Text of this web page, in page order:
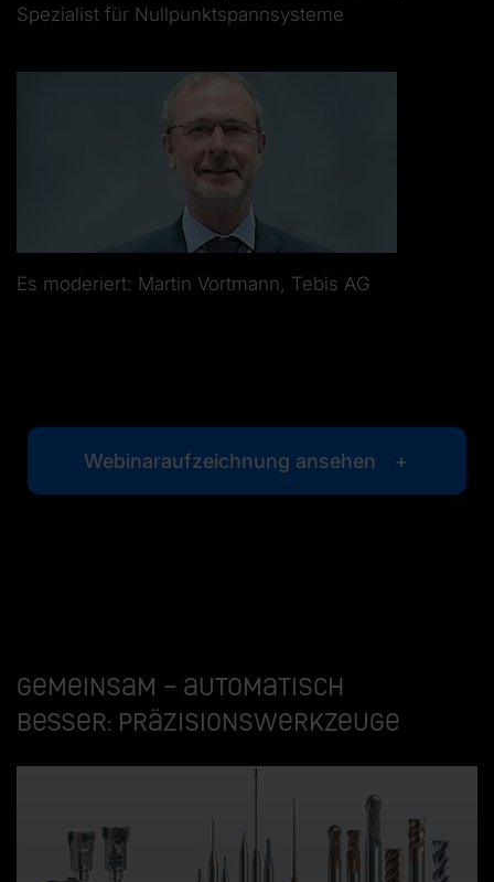
Spezialist für Nullpunktspannsysteme
Es moderiert: Martin Vortmann, Tebis AG
Webinaraufzeichnung ansehen
Gemeinsam – automatisch
besser: Präzisionswerkzeuge